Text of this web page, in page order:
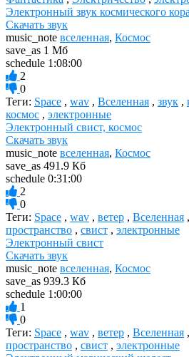
Электронный звук космического
Скачать звук
music_note вселенная, Космос
save_as 1 Мб
schedule 1:08:00
2
0
Теги: Space , wav , Вселенная , звук ,
космос , электронные
Электронный свист, космос
Скачать звук
music_note вселенная, Космос
save_as 491.9 Кб
schedule 0:31:00
2
0
Теги: Space , wav , ветер , Вселенная ,
пространство , свист , электронные
Электронный свист
Скачать звук
music_note вселенная, Космос
save_as 939.3 Кб
schedule 1:00:00
1
0
Теги: Space , wav , ветер , Вселенная ,
пространство , свист , электронные